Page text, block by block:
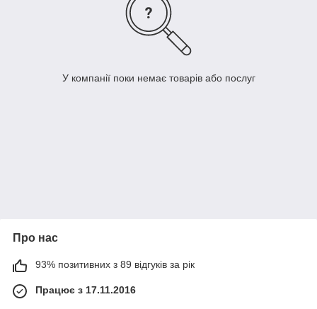
У компанії поки немає товарів або послуг
Про нас
93% позитивних з 89 відгуків за рік
Працює з 17.11.2016